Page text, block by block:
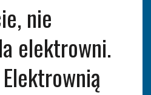
nie
elektrowni.